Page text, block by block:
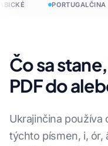
PORTUGALČINA
Čo sa
PDF do
Ukrajinčina používa
týchto písmen, і, ór,